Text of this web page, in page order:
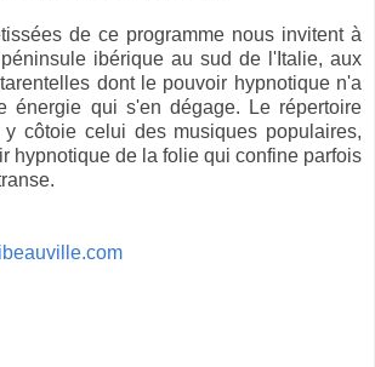
de ce programme nous invitent à
ibérique au sud de l'Italie, aux
dont le pouvoir hypnotique n'a
énergie qui s'en dégage. Le répertoire
côtoie celui des musiques populaires,
hypnotique de la folie qui confine parfois